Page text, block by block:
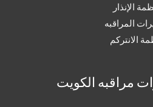
الإنذار
المراقبه
الانتركم
مراقبه الكويت